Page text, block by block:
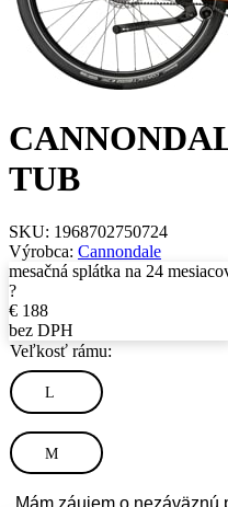
TUB
SKU: 1968702750724
Výrobca: Cannondale
mesačná splátka na 24
?
€ 188
bez DPH
Veľkosť rámu:
L
M